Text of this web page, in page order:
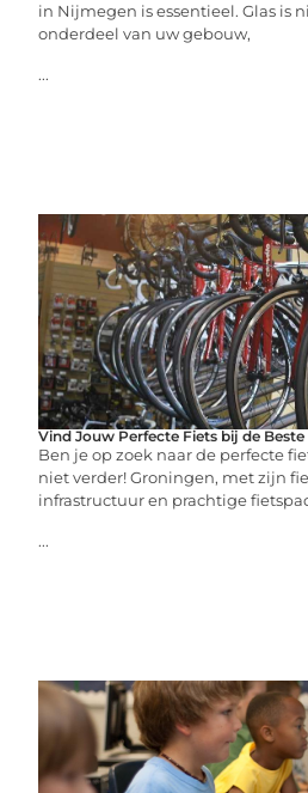
in Nijmegen is essentieel. Glas is
onderdeel van uw gebouw,
...
Vind Jouw Perfecte Fiets bij de
Ben je op zoek naar de perfecte
niet verder! Groningen, met zijn
infrastructuur en prachtige
...